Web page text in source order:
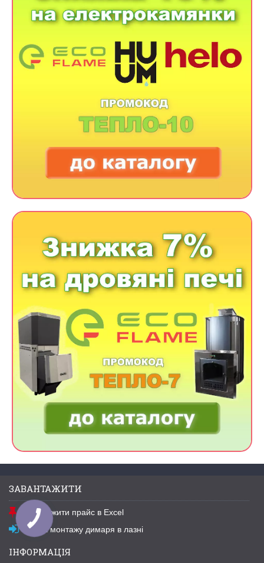
ЗАВАНТАЖИТИ
Завантажити прайс в Excel
Схема монтажу димаря в лазні
ІНФОРМАЦІЯ